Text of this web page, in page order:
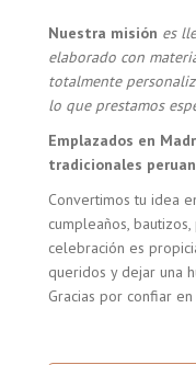
Nuestra misión es
elaborado con
totalmente
lo que prestamos
Emplazados en
tradicionales
Convertimos tu idea
cumpleaños,
celebración es
queridos y dejar una
Gracias por confiar